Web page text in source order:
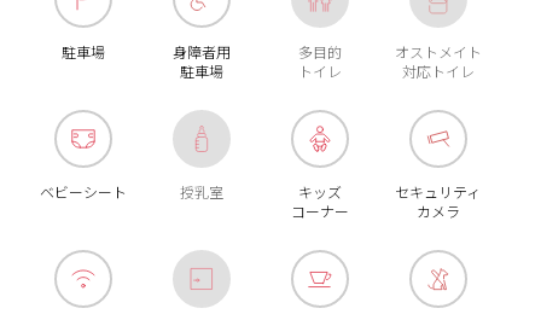
駐車場
身障者用
駐車場
多目的
トイレ
オストメイト
対応トイレ
ベビーシート 授乳室
キッズ
コーナー
セキュリティ
カメラ